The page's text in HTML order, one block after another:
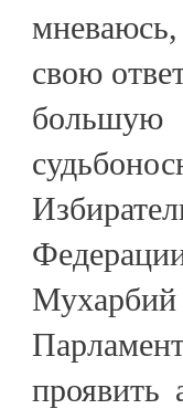
свою
Мухарбий
проявить